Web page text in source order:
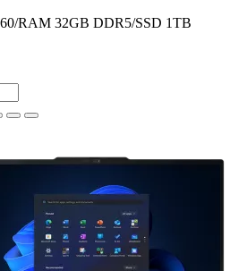
RAM 32GB DDR5/SSD 1TB